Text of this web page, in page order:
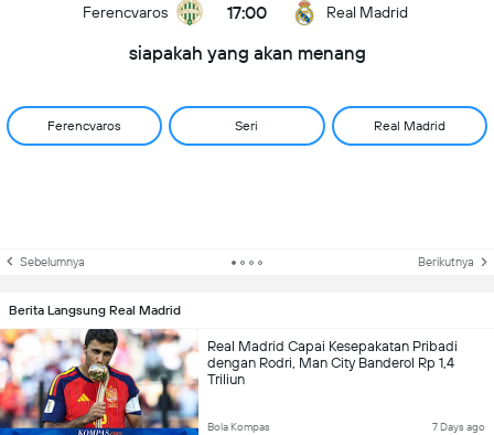
Ferencvaros 17:00 Real Madrid
siapakah yang akan menang
Ferencvaros Seri Real Madrid
Sebelumnya Berikutnya
Berita Langsung Real Madrid
Real Madrid Capai Kesepakatan Pribadi
dengan Rodri, Man City Banderol Rp 1,4
Triliun
Bola Kompas 7 Days ago